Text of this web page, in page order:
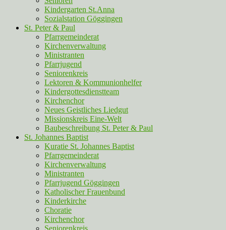
Kindergarten St.Anna
Sozialstation Göggingen
St. Peter & Paul
Pfarrgemeinderat
Kirchenverwaltung
Ministranten
Pfarrjugend
Seniorenkreis
Lektoren & Kommunionhelfer
Kindergottesdienstteam
Kirchenchor
Neues Geistliches Liedgut
Missionskreis Eine-Welt
Baubeschreibung St. Peter & Paul
St. Johannes Baptist
Kuratie St. Johannes Baptist
Pfarrgemeinderat
Kirchenverwaltung
Ministranten
Pfarrjugend Göggingen
Katholischer Frauenbund
Kinderkirche
Choratie
Kirchenchor
Seniorenkreis